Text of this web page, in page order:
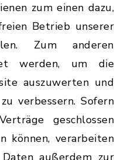
zum einen dazu,
Betrieb unserer
Zum anderen
werden, um die
auszuwerten und
verbessern. Sofern
geschlossen
können, verarbeiten
außerdem zur